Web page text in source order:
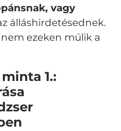
vagy
álláshirdetésednek.
ezeken múlik a
1.: